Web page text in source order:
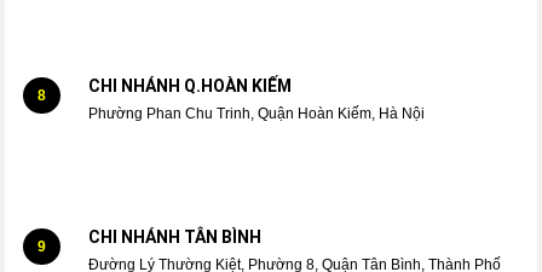
8 CHI NHÁNH Q.HOÀN KIẾM
Phường Phan Chu Trinh, Quận Hoàn Kiếm, Hà Nội
9 CHI NHÁNH TÂN BÌNH
Đường Lý Thường Kiệt, Phường 8, Quận Tân Bình, Thành Phố